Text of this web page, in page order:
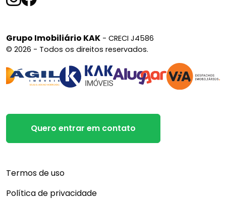
Grupo Imobiliário KAK - CRECI J4586
© 2026 - Todos os direitos reservados.
Quero entrar em contato
Termos de uso
Política de privacidade